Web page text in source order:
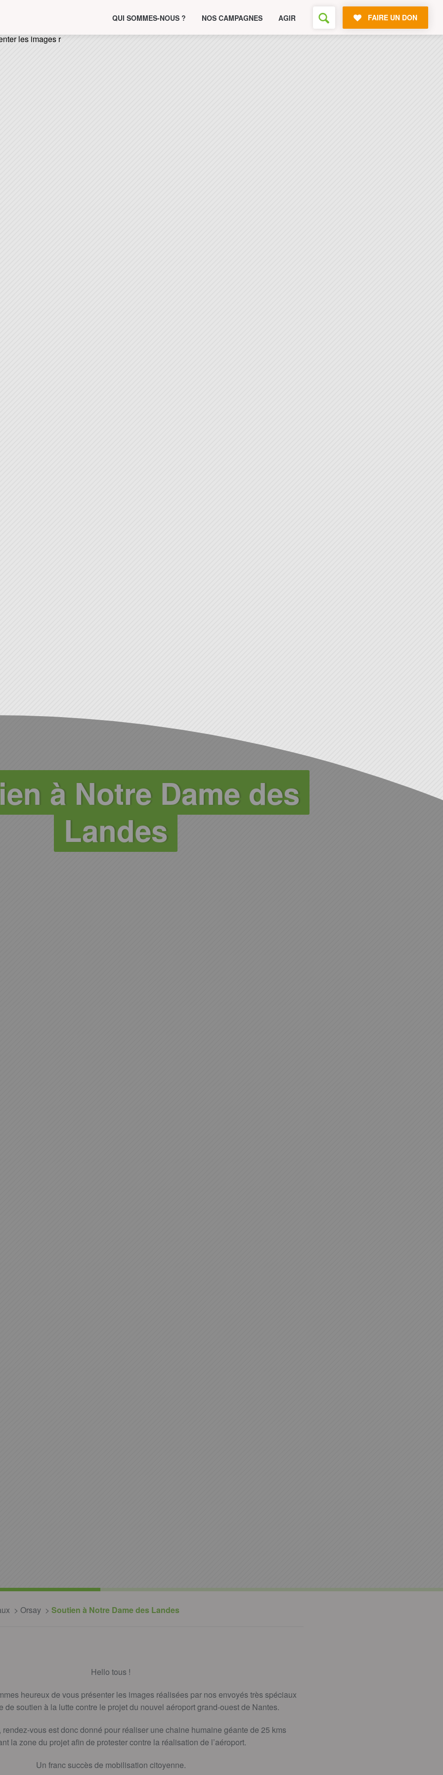
QUI SOMMES-NOUS ? NOS CAMPAGNES AGIR FAIRE UN DON
à Notre Dame des
Landes
Orsay Soutien à Notre Dame des Landes
Hello tous !
heureux de vous présenter les images réalisées par nos envoyés très spéciaux
de soutien à la lutte contre le projet du nouvel aéroport grand-ouest de Nantes.
vous est donc donné pour réaliser une chaine humaine géante de 25 kms
la zone du projet afin de protester contre la réalisation de l’aéroport.
Un franc succès de mobilisation citoyenne.